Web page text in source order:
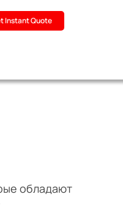
Instant Quote
обладают